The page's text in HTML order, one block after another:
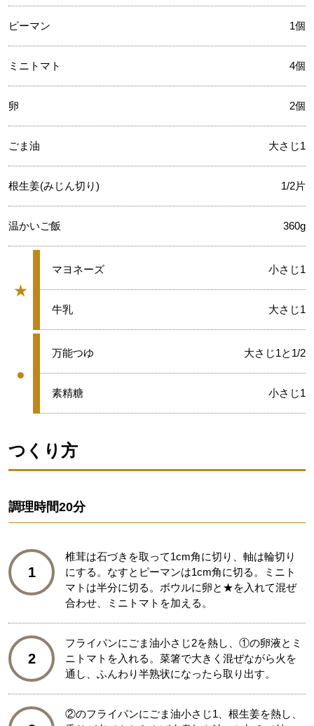
ピーマン 1個
ミニトマト 4個
卵 2個
ごま油 大さじ1
根生姜(みじん切り) 1/2片
温かいご飯 360g
★
グループ
★
マヨネーズ 小さじ1
★
牛乳 大さじ1
●
グループ
●
万能つゆ 大さじ1と1/2
●
素精糖 小さじ1
つくり方
調理時間20分
1
椎茸は石づきを取って1cm角に切り、軸は輪切り
にする。なすとピーマンは1cm角に切る。ミニト
マトは半分に切る。ボウルに卵と★を入れて混ぜ
合わせ、ミニトマトを加える。
2
フライパンにごま油小さじ2を熱し、①の卵液とミ
ニトマトを入れる。菜箸で大きく混ぜながら火を
通し、ふんわり半熟状になったら取り出す。
②のフライパンにごま油小さじ1、根生姜を熱し、